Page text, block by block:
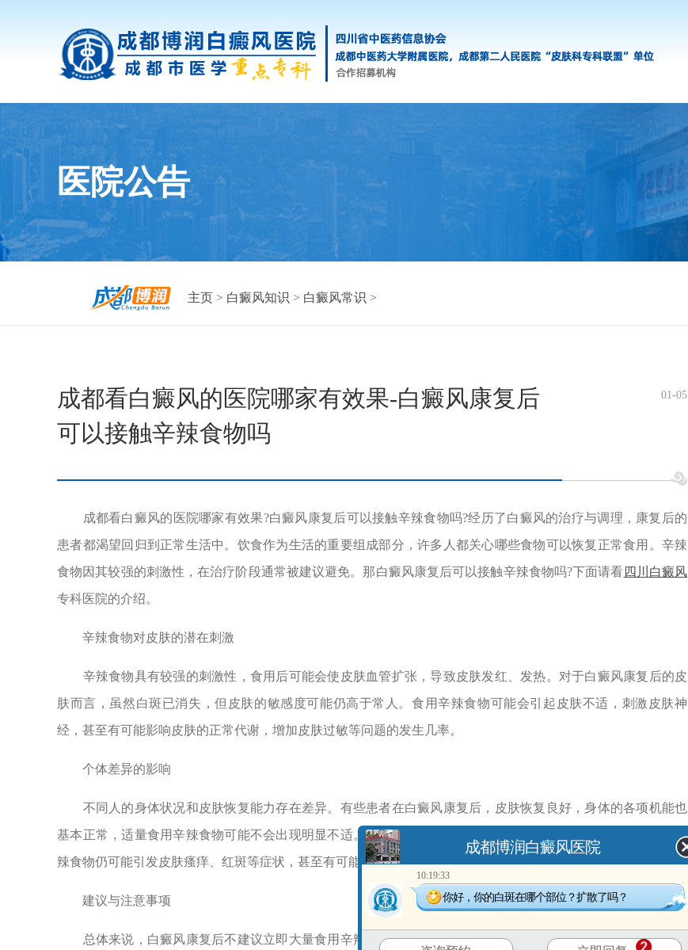
医院公告
主页 > 白癜风知识 > 白癜风常识 >
成都看白癜风的医院哪家有效果-白癜风康复后
可以接触辛辣食物吗
01-05
成都看白癜风的医院哪家有效果?白癜风康复后可以接触辛辣食物吗?经历了白癜风的治疗与调理，康复后的
患者都渴望回归到正常生活中。饮食作为生活的重要组成部分，许多人都关心哪些食物可以恢复正常食用。辛辣
食物因其较强的刺激性，在治疗阶段通常被建议避免。那白癜风康复后可以接触辛辣食物吗?下面请看 四川白癜风
专科医院的介绍。
辛辣食物对皮肤的潜在刺激
辛辣食物具有较强的刺激性，食用后可能会使皮肤血管扩张，导致皮肤发红、发热。对于白癜风康复后的皮
肤而言，虽然白斑已消失，但皮肤的敏感度可能仍高于常人。食用辛辣食物可能会引起皮肤不适，刺激皮肤神
经，甚至有可能影响皮肤的正常代谢，增加皮肤过敏等问题的发生几率。
个体差异的影响
不同人的身体状况和皮肤恢复能力存在差异。有些患者在白癜风康复后，皮肤恢复良好，身体的各项机能也
基本正常，适量食用辛辣食物可能不会出现明显不适。然而，也有部分患者皮肤较为敏感，即使康复后，食用辛
辣食物仍可能引发皮肤瘙痒、红斑等症状，甚至有可能导致白斑复发。
建议与注意事项
总体来说，白癜风康复后不建议立即大量食用辛辣食物。可以先少量尝试，观察皮肤和身体的反应。如果没
成都博润白癜风医院
10:19:33
你好，你的白斑在哪个部位？扩散了吗？